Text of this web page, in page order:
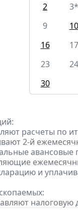
2
3*
9
10
16
17
23
24
30
расчеты по
2-й
авансовые
и
налоговую